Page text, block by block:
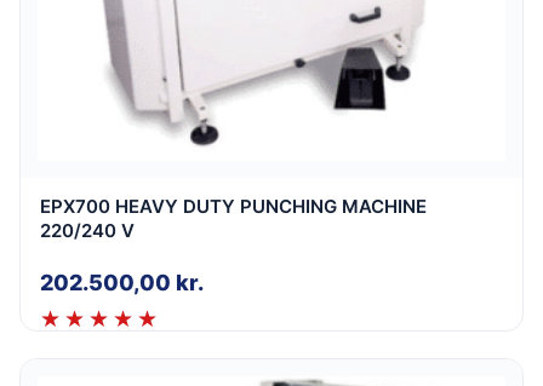
EPX700 HEAVY DUTY PUNCHING MACHINE
220/240 V
202.500,00 kr.